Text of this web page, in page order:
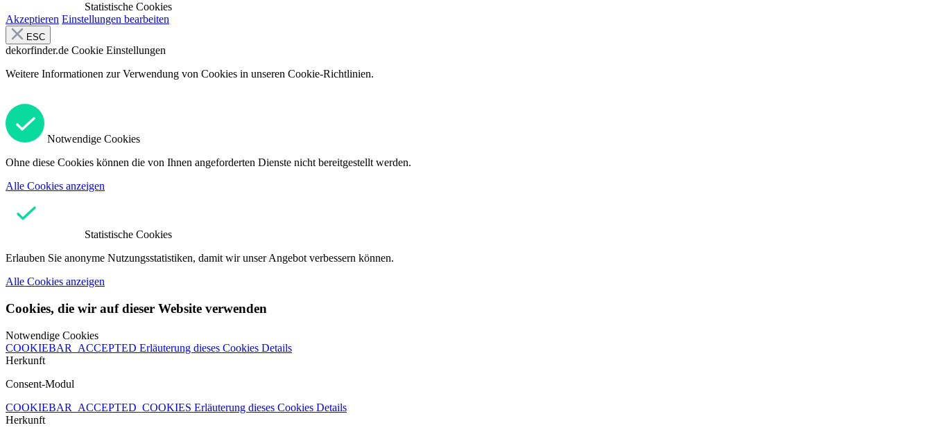
Statistische Cookies
Akzeptieren Einstellungen bearbeiten
ESC
dekorfinder.de Cookie Einstellungen
Weitere Informationen zur Verwendung von Cookies in unseren Cookie-Richtlinien.
Notwendige Cookies
Ohne diese Cookies können die von Ihnen angeforderten Dienste nicht bereitgestellt werden.
Alle Cookies anzeigen
Statistische Cookies
Erlauben Sie anonyme Nutzungsstatistiken, damit wir unser Angebot verbessern können.
Alle Cookies anzeigen
Cookies, die wir auf dieser Website verwenden
Notwendige Cookies
COOKIEBAR_ACCEPTED Erläuterung dieses Cookies Details
Herkunft
Consent-Modul
COOKIEBAR_ACCEPTED_COOKIES Erläuterung dieses Cookies Details
Herkunft